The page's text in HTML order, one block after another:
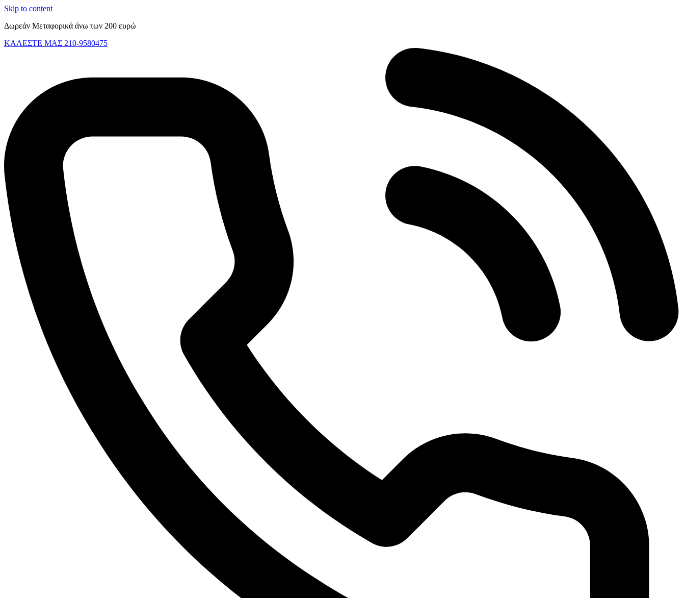
Skip to content
Δωρεάν Μεταφορικά άνω των 200 ευρώ
ΚΑΛΕΣΤΕ ΜΑΣ 210-9580475